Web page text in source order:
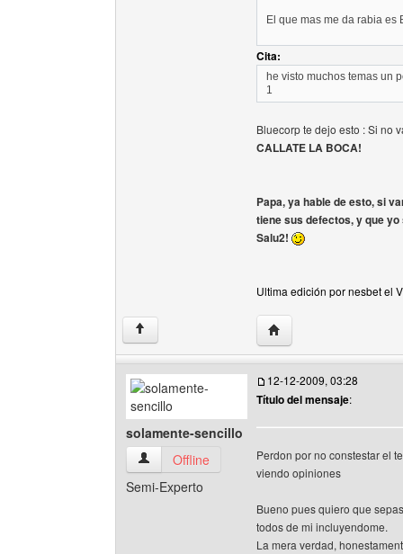
El que mas me da rabia es
Cita:
he visto muchos temas un
1
Bluecorp te dejo esto : Si no
CALLATE LA BOCA!
Papa, ya hable de esto, si
tiene sus defectos, y que
Salu2!
Ultima edición por nesbet el
↑ Visitar sitio web del
solamente-sencillo
solamente-sencillo Ver perfil del usuario
Offline
Semi-Experto
12-12-2009, 03:28
Título del mensaje:
Perdon por no constestar el
viendo opiniones
Bueno pues quiero que
todos de mi incluyendome.
La mera verdad,